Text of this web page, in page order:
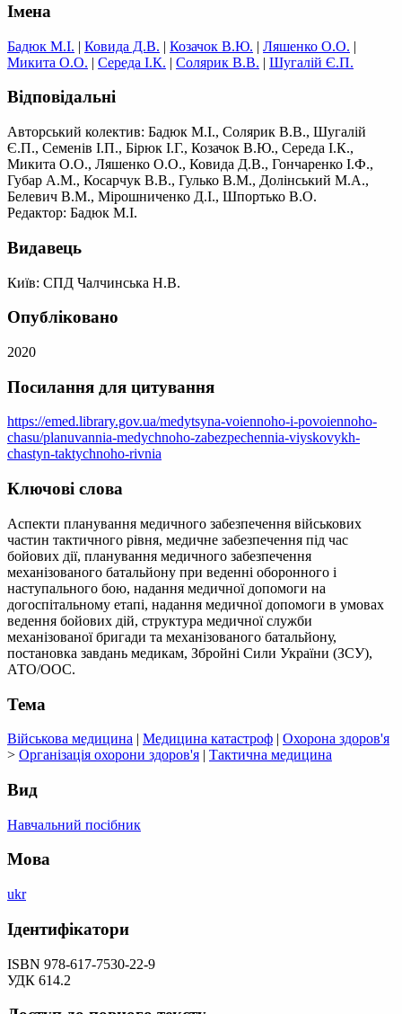
Імена
Бадюк М.І. | Ковида Д.В. | Козачок В.Ю. | Ляшенко О.О. |
Микита О.О. | Середа І.К. | Солярик В.В. | Шугалій Є.П.
Відповідальні
Авторський колектив: Бадюк М.І., Солярик В.В., Шугалій
Є.П., Семенів І.П., Бірюк І.Г., Козачок В.Ю., Середа І.К.,
Микита О.О., Ляшенко О.О., Ковида Д.В., Гончаренко І.Ф.,
Губар А.М., Косарчук В.В., Гулько В.М., Долінський М.А.,
Белевич В.М., Мірошниченко Д.І., Шпортько В.О.
Редактор: Бадюк М.І.
Видавець
Київ: СПД Чалчинська Н.В.
Опубліковано
2020
Посилання для цитування
https://emed.library.gov.ua/medytsyna-voiennoho-i-povoiennoho-
chasu/planuvannia-medychnoho-zabezpechennia-viyskovykh-
chastyn-taktychnoho-rivnia
Ключові слова
Аспекти планування медичного забезпечення військових
частин тактичного рівня, медичне забезпечення під час
бойових дії, планування медичного забезпечення
механізованого батальйону при веденні оборонного і
наступального бою, надання медичної допомоги на
догоспітальному етапі, надання медичної допомоги в умовах
ведення бойових дій, структура медичної служби
механізованої бригади та механізованого батальйону,
постановка завдань медикам, Збройні Сили України (ЗСУ),
АТО/ООС.
Тема
Військова медицина | Медицина катастроф | Охорона здоров'я
> Організація охорони здоров'я | Тактична медицина
Вид
Навчальний посібник
Мова
ukr
Ідентифікатори
ISBN 978-617-7530-22-9
УДК 614.2